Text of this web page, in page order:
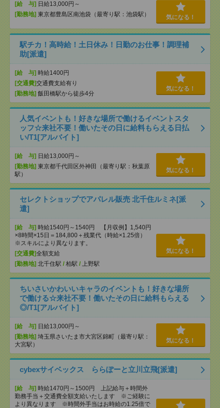
[給 与] 日給13,000円～
[勤務地] 東京都豊島区南池袋（最寄り駅：池袋駅） 気になる！
駅チカ！高時給！土日休み！日勤のお仕事！調理補
助[派遣]
[給 与] 時給1400円
[交通費]交通費支給有り
[勤務地] 飯田橋駅から徒歩4分
気になる！
人気イベントも！好きな場所で働けるイベントスタ
ッフ☆来社不要！働いたその日に給料もらえる日払
い/T1[アルバイト]
[給 与] 日給13,000円～
[勤務地] 東京都千代田区外神田（最寄り駅：秋葉原
駅）
気になる！
セレクトショップでアパレル販売 北千住ルミネ[派
遣]
[給 与] 時給1540円～1540円 【月収例】1,540円
×8時間×15日＝184,800＋残業代（時給×1.25倍）
※スキルにより異なります。
[交通費]全額支給
[勤務地] 北千住駅 / 柏駅 / 上野駅
気になる！
ちいさいかわいいキャラのイベントも！好きな場所
で働ける☆来社不要！働いたその日に給料もらえる
◎/T1[アルバイト]
[給 与] 日給13,000円～
[勤務地] 埼玉県さいたま市大宮区錦町（最寄り駅：
大宮駅）
気になる！
cybexサイベックス ららぽーと立川立飛[派遣]
[給 与] 時給1470円～1500円 上記給与＋時間外
勤務手当＋交通費全額支給いたします ※ご経験に
より異なります ※時間外手当はお時給の1.25倍で